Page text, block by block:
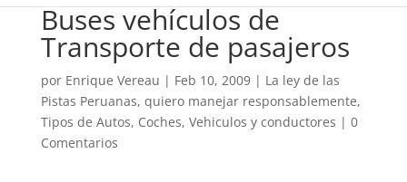
Buses vehí­culos de
Transporte de pasajeros
por Enrique Vereau | Feb 10, 2009| La ley de las
Pistas Peruanas, quiero manejar responsablemente,
Tipos de Autos, Coches, Vehiculos y conductores | 0
Comentarios